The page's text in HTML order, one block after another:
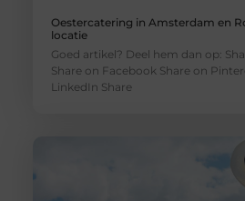
Oestercatering in Amsterdam en
locatie
Goed artikel? Deel hem dan op:
Share on Facebook Share on
LinkedIn Share